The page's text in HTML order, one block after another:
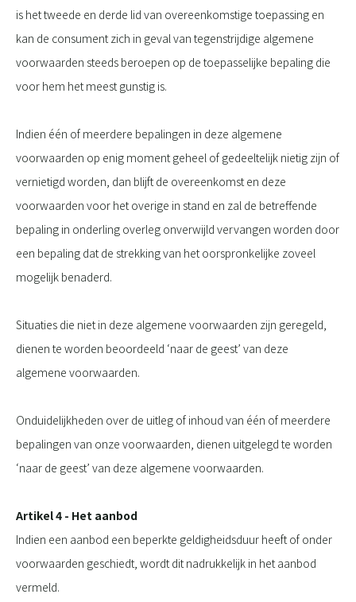
is het tweede en derde lid van overeenkomstige toepassing en
kan de consument zich in geval van tegenstrijdige algemene
voorwaarden steeds beroepen op de toepasselijke bepaling die
voor hem het meest gunstig is.
Indien één of meerdere bepalingen in deze algemene
voorwaarden op enig moment geheel of gedeeltelijk nietig zijn of
vernietigd worden, dan blijft de overeenkomst en deze
voorwaarden voor het overige in stand en zal de betreffende
bepaling in onderling overleg onverwijld vervangen worden door
een bepaling dat de strekking van het oorspronkelijke zoveel
mogelijk benaderd.
Situaties die niet in deze algemene voorwaarden zijn geregeld,
dienen te worden beoordeeld ‘naar de geest’ van deze
algemene voorwaarden.
Onduidelijkheden over de uitleg of inhoud van één of meerdere
bepalingen van onze voorwaarden, dienen uitgelegd te worden
‘naar de geest’ van deze algemene voorwaarden.
Artikel 4 - Het aanbod
Indien een aanbod een beperkte geldigheidsduur heeft of onder
voorwaarden geschiedt, wordt dit nadrukkelijk in het aanbod
vermeld.